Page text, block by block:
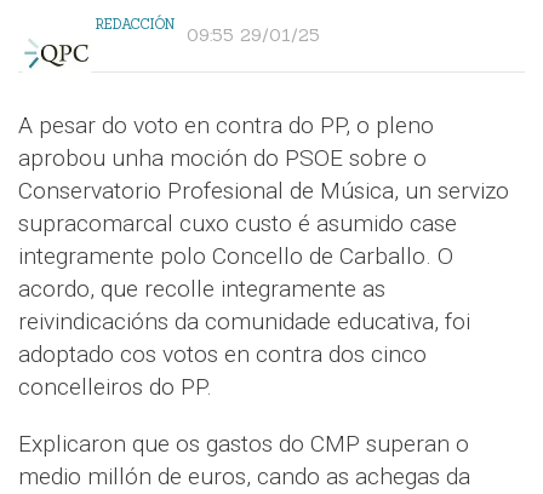
REDACCIÓN 09:55 29/01/25
A pesar do voto en contra do PP, o pleno
aprobou unha moción do PSOE sobre o
Conservatorio Profesional de Música, un servizo
supracomarcal cuxo custo é asumido case
integramente polo Concello de Carballo. O
acordo, que recolle integramente as
reivindicacións da comunidade educativa, foi
adoptado cos votos en contra dos cinco
concelleiros do PP.
Explicaron que os gastos do CMP superan o
medio millón de euros, cando as achegas da